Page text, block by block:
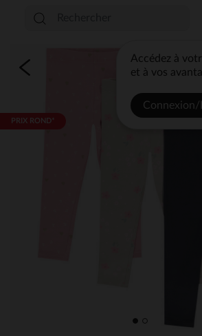
Accédez à
et à vos
PRIX ROND*